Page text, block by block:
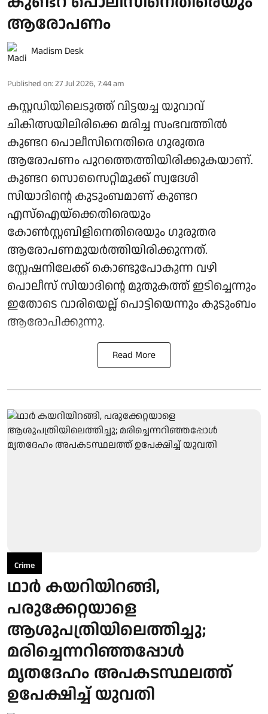
ആരോപണം
Madism Desk
Published on: 27 Jul 2026, 7:44 am
കസ്റ്റഡിയിലെടുത്ത് വിട്ടയച്ച യുവാവ്
ചികിത്സയിലിരിക്കെ മരിച്ച സംഭവത്തിൽ
കുണ്ടറ പൊലീസിനെതിരെ ഗുരുതര
ആരോപണം പുറത്തെത്തിയിരിക്കുകയാണ്.
കുണ്ടറ സൊസൈറ്റിമുക്ക് സ്വദേശി
സിയാദിന്റെ കുടുംബമാണ് കുണ്ടറ
എസ്ഐയ്ക്കെതിരെയും
കോൺസ്റ്റബിളിനെതിരെയും ഗുരുതര
ആരോപണമുയർത്തിയിരിക്കുന്നത്.
സ്റ്റേഷനിലേക്ക് കൊണ്ടുപോകുന്ന വഴി
പൊലീസ് സിയാദിന്റെ മുതുകത്ത് ഇടിച്ചെന്നും
ഇതോടെ വാരിയെല്ല് പൊട്ടിയെന്നും കുടുംബം
ആരോപിക്കുന്നു.
Read More
Crime
ഥാര്‍ കയറിയിറങ്ങി,
പരുക്കേറ്റയാളെ
ആശുപത്രിയിലെത്തിച്ചു;
മരിച്ചെന്നറിഞ്ഞപ്പോള്‍
മൃതദേഹം അപകടസ്ഥലത്ത്
ഉപേക്ഷിച്ച് യുവതി